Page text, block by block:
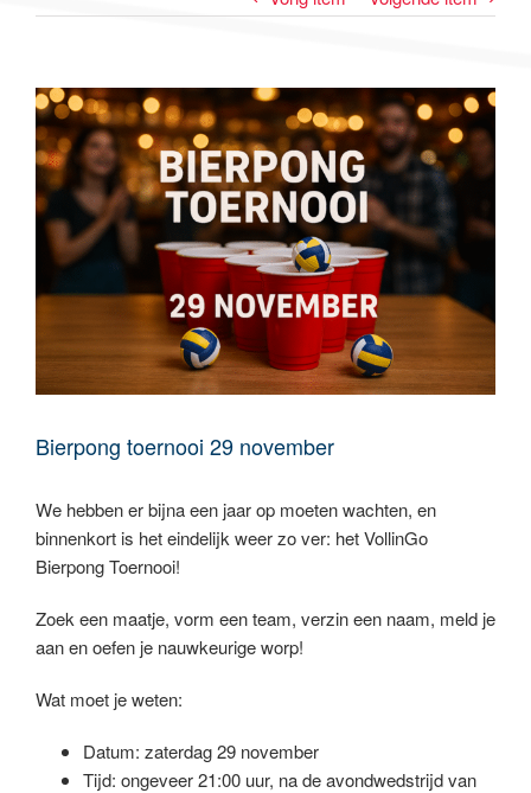
Bierpong toernooi 29 november
We hebben er bijna een jaar op moeten wachten, en
binnenkort is het eindelijk weer zo ver: het VollinGo
Bierpong Toernooi!
Zoek een maatje, vorm een team, verzin een naam, meld je
aan en oefen je nauwkeurige worp!
Wat moet je weten:
Datum: zaterdag 29 november
Tijd: ongeveer 21:00 uur, na de avondwedstrijd van